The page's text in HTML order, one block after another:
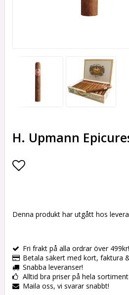
H. Upmann
Denna produkt har utgått hos
Fri frakt på alla ordrar över 499kr!
Betala säkert med kort, faktura
Snabba leveranser!
Alltid bra priser på hela
Maila oss, vi svarar snabbt!